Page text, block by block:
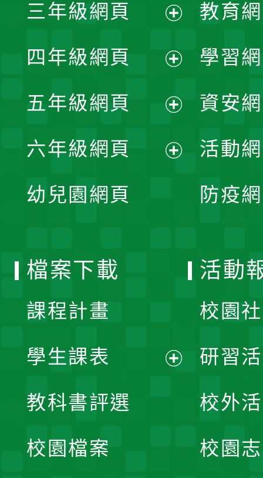
選
單
開
選
單
三年級網頁
開
選
單
四年級網頁
開
選
五年級網頁
開
六年級網頁
幼兒園網頁
教育
學習
資安
活動
防疫
檔案下載
課程計畫
學生課表
教科書評選
校園檔案
活動
校園
研習
校外
校園